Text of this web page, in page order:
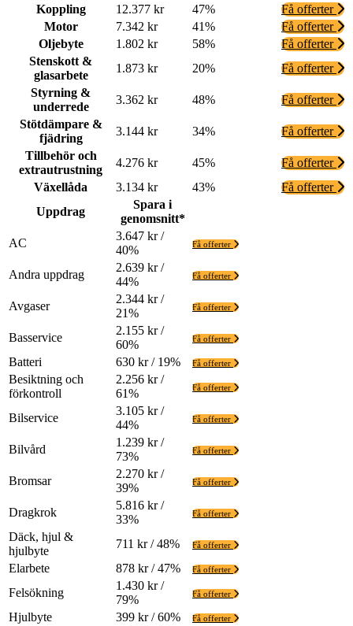
Koppling
12.377 kr 47%
Få offerter
Motor
7.342 kr 41%
Få offerter
Oljebyte
1.802 kr 58%
Få offerter
Stenskott &
glasarbete
1.873 kr 20%
Få offerter
Styrning &
underrede
3.362 kr 48%
Få offerter
Stötdämpare &
fjädring
3.144 kr 34%
Få offerter
Tillbehör och
extrautrustning
4.276 kr 45%
Få offerter
Växellåda
3.134 kr 43%
Få offerter
Uppdrag
Spara i
genomsnitt*
AC
3.647 kr /
40%
Få offerter
Andra uppdrag
2.639 kr /
44%
Få offerter
Avgaser
2.344 kr /
21%
Få offerter
Basservice
2.155 kr /
60%
Få offerter
Batteri 630 kr / 19% Få offerter
Besiktning och
förkontroll
2.256 kr /
61%
Få offerter
Bilservice
3.105 kr /
44%
Få offerter
Bilvård
1.239 kr /
73%
Få offerter
Bromsar
2.270 kr /
39%
Få offerter
Dragkrok
5.816 kr /
33%
Få offerter
Däck, hjul &
hjulbyte
711 kr / 48% Få offerter
Elarbete 878 kr / 47% Få offerter
Felsökning
1.430 kr /
79%
Få offerter
Hjulbyte 399 kr / 60% Få offerter